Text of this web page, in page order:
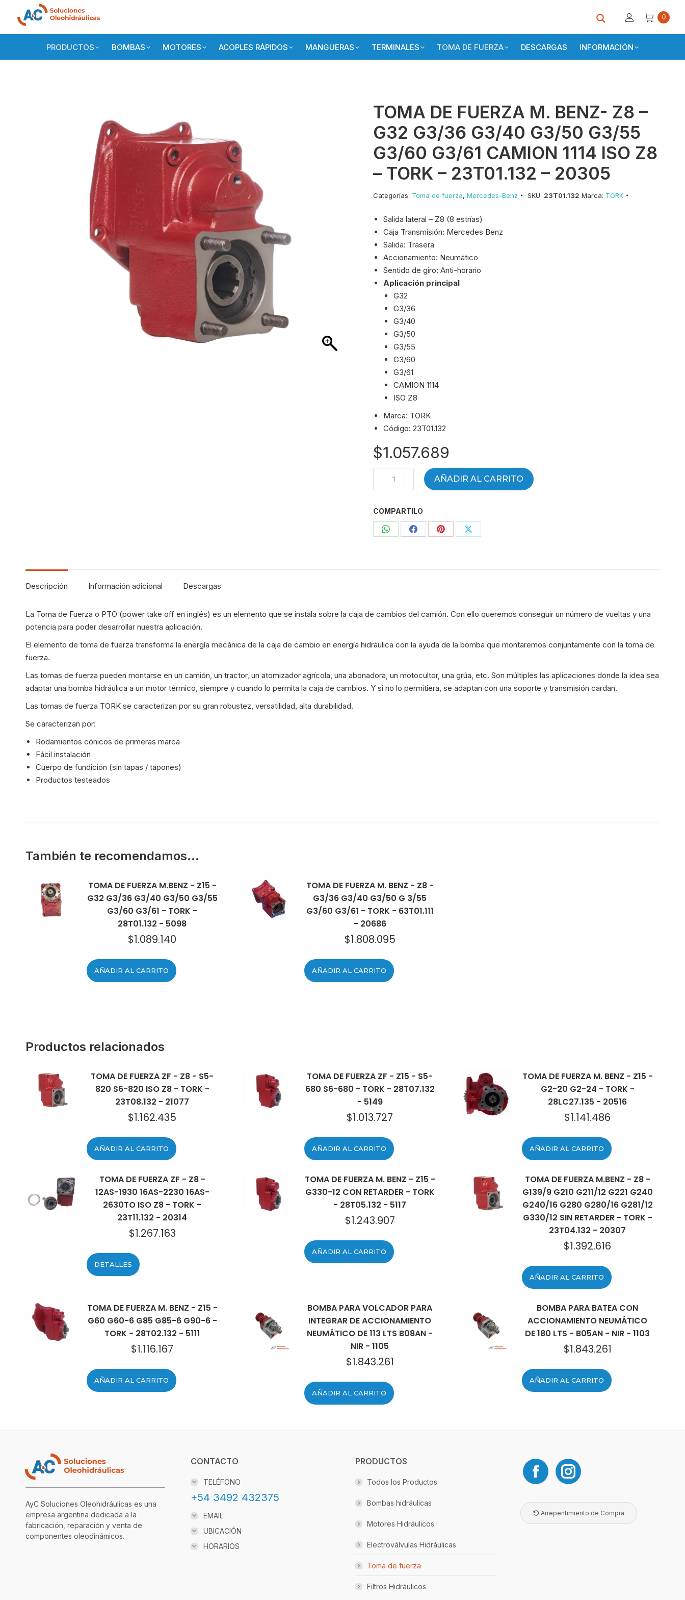
0
PRODUCTOS BOMBAS MOTORES ACOPLES RÁPIDOS MANGUERAS TERMINALES TOMA DE FUERZA DESCARGAS INFORMACIÓN
TOMA DE FUERZA M. BENZ- Z8 –
G32 G3/36 G3/40 G3/50 G3/55
G3/60 G3/61 CAMION 1114 ISO Z8
– TORK – 23T01.132 – 20305
Categorías: Toma de fuerza, Mercedes-Benz SKU: 23T01.132 Marca: TORK
Salida lateral – Z8 (8 estrías)
Caja Transmisión: Mercedes Benz
Salida: Trasera
Accionamiento: Neumático
Sentido de giro: Anti-horario
Aplicación principal
G32
G3/36
G3/40
G3/50
G3/55
G3/60
G3/61
CAMION 1114
ISO Z8
Marca: TORK
Código: 23T01.132
$1.057.689
M.
BENZ-
Z8
G3/55
G3/61
ISO
Z8
AÑADIR AL CARRITO
COMPARTILO
CompartirCompartirCompartirCompartir
Descripción Información adicional Descargas
La Toma de Fuerza o PTO (power take off en inglés) es un elemento que se instala sobre la caja de cambios del camión. Con ello queremos conseguir un número de vueltas y una
potencia para poder desarrollar nuestra aplicación.
El elemento de toma de fuerza transforma la energía mecánica de la caja de cambio en energía hidráulica con la ayuda de la bomba que montaremos conjuntamente con la toma de
fuerza.
Las tomas de fuerza pueden montarse en un camión, un tractor, un atomizador agrícola, una abonadora, un motocultor, una grúa, etc. Son múltiples las aplicaciones donde la idea sea
adaptar una bomba hidráulica a un motor térmico, siempre y cuando lo permita la caja de cambios. Y si no lo permitiera, se adaptan con una soporte y transmisión cardan.
Las tomas de fuerza TORK se caracterizan por su gran robustez, versatilidad, alta durabilidad.
Se caracterizan por:
Rodamientos cónicos de primeras marca
Fácil instalación
Cuerpo de fundición (sin tapas / tapones)
Productos testeados
También te recomendamos…
TOMA DE FUERZA M.BENZ - Z15 -
G32 G3/36 G3/40 G3/50 G3/55
G3/60 G3/61 - TORK -
28T01.132 - 5098
$1.089.140
AÑADIR AL CARRITO
TOMA DE FUERZA M. BENZ - Z8 -
G3/36 G3/40 G3/50 G 3/55
G3/60 G3/61 - TORK - 63T01.111
- 20686
$1.808.095
AÑADIR AL CARRITO
Productos relacionados
TOMA DE FUERZA ZF - Z8 - S5-
820 S6-820 ISO Z8 - TORK -
23T08.132 - 21077
$1.162.435
AÑADIR AL CARRITO
TOMA DE FUERZA ZF - Z15 - S5-
680 S6-680 - TORK - 28T07.132
- 5149
$1.013.727
AÑADIR AL CARRITO
TOMA DE FUERZA M. BENZ - Z15 -
G2-20 G2-24 - TORK -
28LC27.135 - 20516
$1.141.486
AÑADIR AL CARRITO
TOMA DE FUERZA ZF - Z8 -
12AS-1930 16AS-2230 16AS-
2630TO ISO Z8 - TORK -
23T11.132 - 20314
$1.267.163
DETALLES
TOMA DE FUERZA M. BENZ - Z15 -
G330-12 CON RETARDER - TORK
- 28T05.132 - 5117
$1.243.907
AÑADIR AL CARRITO
TOMA DE FUERZA M.BENZ - Z8 -
G139/9 G210 G211/12 G221 G240
G240/16 G280 G280/16 G281/12
G330/12 SIN RETARDER - TORK -
23T04.132 - 20307
$1.392.616
AÑADIR AL CARRITO
TOMA DE FUERZA M. BENZ - Z15 -
G60 G60-6 G85 G85-6 G90-6 -
TORK - 28T02.132 - 5111
$1.116.167
AÑADIR AL CARRITO
BOMBA PARA VOLCADOR PARA
INTEGRAR DE ACCIONAMIENTO
NEUMÁTICO DE 113 LTS B08AN -
NIR - 1105
$1.843.261
AÑADIR AL CARRITO
BOMBA PARA BATEA CON
ACCIONAMIENTO NEUMÁTICO
DE 180 LTS - B05AN - NIR - 1103
$1.843.261
AÑADIR AL CARRITO
AyC Soluciones Oleohidráulicas es una
empresa argentina dedicada a la
fabricación, reparación y venta de
componentes oleodinámicos.
CONTACTO
TELÉFONO
+54 3492 432375
EMAIL
UBICACIÓN
HORARIOS
PRODUCTOS
Todos los Productos
Bombas hidráulicas
Motores Hidráulicos
Electroválvulas Hidráulicas
Toma de fuerza
Filtros Hidráulicos
Arrepentimiento de Compra